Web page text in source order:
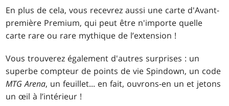
En plus de cela, vous recevrez aussi une carte d'Avant-
première Premium, qui peut être n'importe quelle
carte rare ou rare mythique de l’extension !
Vous trouverez également d'autres surprises : un
superbe compteur de points de vie Spindown, un code
MTG Arena, un feuillet... en fait, ouvrons-en un et jetons
un œil à l’intérieur !